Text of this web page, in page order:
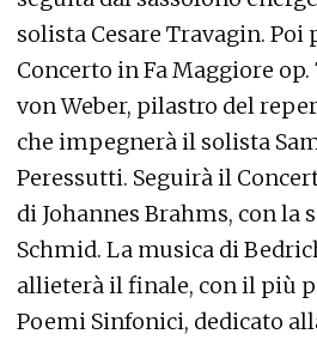
solista Cesare Travagin.
Concerto in Fa Maggiore
von Weber, pilastro del
che impegnerà il solista
Peressutti. Seguirà il
di Johannes Brahms, con la
Schmid. La musica di
allieterà il finale, con il più
Poemi Sinfonici, dedicato